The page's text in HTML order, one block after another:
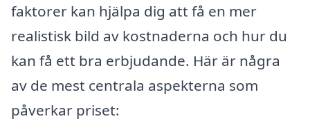
faktorer kan hjälpa dig att få en mer
realistisk bild av kostnaderna och hur du
kan få ett bra erbjudande. Här är några
av de mest centrala aspekterna som
påverkar priset: